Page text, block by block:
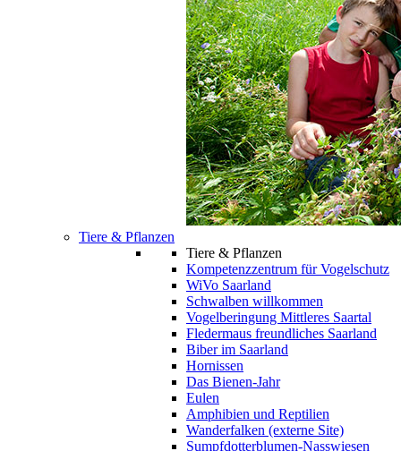
Tiere & Pflanzen
Tiere & Pflanzen
Kompetenzzentrum für Vogelschutz
WiVo Saarland
Schwalben willkommen
Vogelberingung Mittleres Saartal
Fledermaus freundliches Saarland
Biber im Saarland
Hornissen
Das Bienen-Jahr
Eulen
Amphibien und Reptilien
Wanderfalken (externe Site)
Sumpfdotterblumen-Nasswiesen